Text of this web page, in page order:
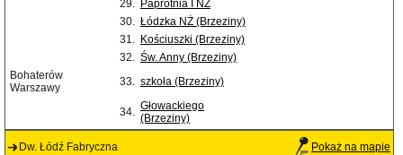
29. Paprotnia I NŻ
30. Łódzka NŻ (Brzeziny)
31. Kościuszki (Brzeziny)
32. Św. Anny (Brzeziny)
Bohaterów
Warszawy
33. szkoła (Brzeziny)
34. Głowackiego
(Brzeziny)
Dw. Łódź Fabryczna Pokaż na mapie